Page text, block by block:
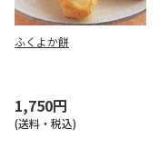
ふくよか餅
1,750円
(送料・税込)